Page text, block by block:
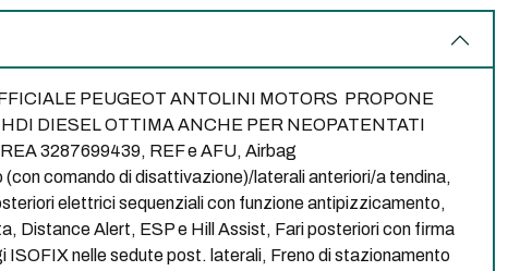
PEUGEOT ANTOLINI MOTORS PROPONE
DIESEL OTTIMA ANCHE PER NEOPATENTATI
3287699439, REF e AFU, Airbag
comando di disattivazione)/laterali anteriori/a tendina,
elettrici sequenziali con funzione antipizzicamento,
Distance Alert, ESP e Hill Assist, Fari posteriori con firma
ISOFIX nelle sedute post. laterali, Freno di stazionamento